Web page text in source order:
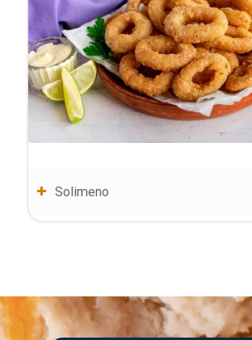
Solimeno